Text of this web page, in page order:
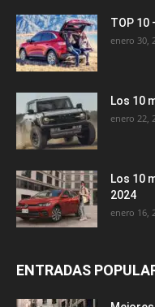
TOP 10
enero 30,
Los 10
enero 22,
Los 10
2024
enero 16,
ENTRADAS